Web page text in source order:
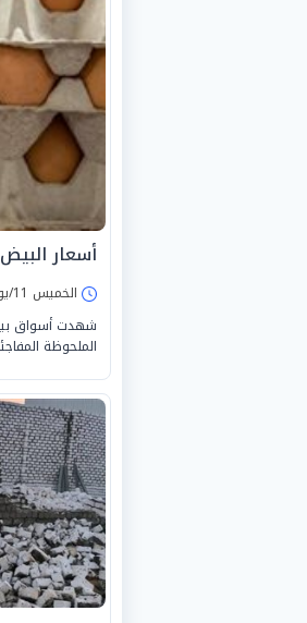
أسعار البيض تتراجع بنحو 10
الخميس 11/يونيو/2026 - 10:30 ص
الملحوظة